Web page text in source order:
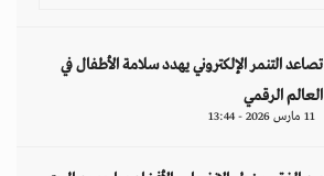
تصاعد التنمر الإلكتروني يهدد سلامة الأطفال في
العالم الرقمي
11 مارس 2026 - 13:44